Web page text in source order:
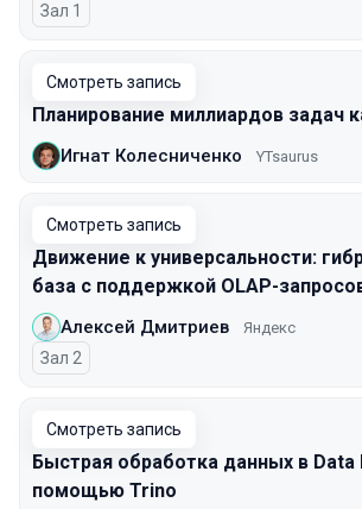
Зал 1
Смотреть запись
Планирование миллиардов задач
Игнат Колесниченко YTsaurus
Смотреть запись
Движение к универсальности:
база с поддержкой OLAP-
Алексей Дмитриев Яндекс
Зал 2
Смотреть запись
Быстрая обработка данных в Data
помощью Trino